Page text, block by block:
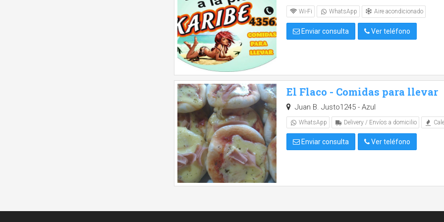
Wi-Fi WhatsApp Aire acondicionado
Enviar consulta Ver teléfono
El Flaco - Comidas para llevar
Juan B. Justo1245 - Azul
WhatsApp Delivery / Envíos a domicilio
Enviar consulta Ver teléfono